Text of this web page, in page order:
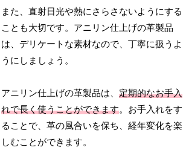
また、直射日光や熱にさらさないようにする
ことも大切です。アニリン仕上げの革製品
は、デリケートな素材なので、丁寧に扱うよ
うにしましょう。
アニリン仕上げの革製品は、定期的なお手入
れで長く使うことができます。お手入れをす
ることで、革の風合いを保ち、経年変化を楽
しむことができます。